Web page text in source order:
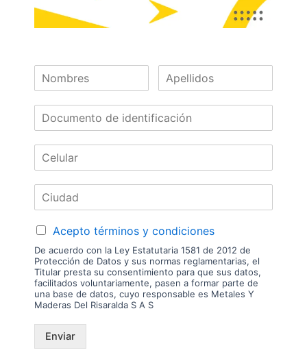
Las imágenes mostradas son de referencia y los colores podrían variar
en físico. Los costos de envío son variables y serán asumidos por el
comprador. No incluye servicios como corte, cantos o enchape. Sólo
Nuestras
Marcas
Acepto términos y condiciones
De acuerdo con la Ley Estatutaria 1581 de 2012 de
Protección de Datos y sus normas reglamentarias, el
Titular presta su consentimiento para que sus datos,
facilitados voluntariamente, pasen a formar parte de
una base de datos, cuyo responsable es Metales Y
Maderas Del Risaralda S A S
Enviar